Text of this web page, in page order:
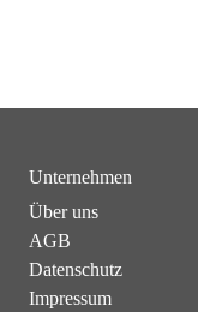
Unternehmen
Über uns
AGB
Datenschutz
Impressum